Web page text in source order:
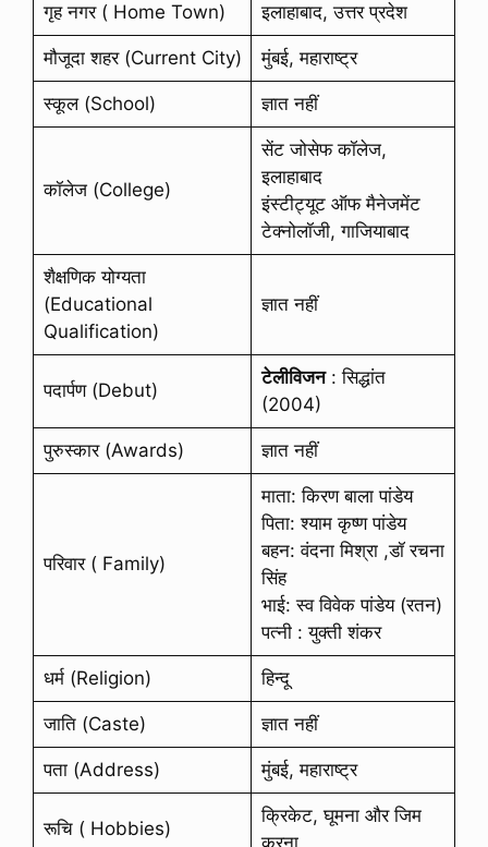
गृह नगर ( Home Town) इलाहाबाद, उत्तर प्रदेश
मौजूदा शहर (Current City) मुंबई, महाराष्ट्र
स्कूल (School) ज्ञात नहीं
कॉलेज (College)
सेंट जोसेफ कॉलेज,
इलाहाबाद
इंस्टीट्यूट ऑफ मैनेजमेंट
टेक्नोलॉजी, गाजियाबाद
शैक्षणिक योग्यता
(Educational
Qualification)
ज्ञात नहीं
पदार्पण (Debut)
टेलीविजन: सिद्धांत
(2004)
पुरुस्कार (Awards) ज्ञात नहीं
परिवार ( Family)
माता: किरण बाला पांडेय
पिता: श्याम कृष्ण पांडेय
बहन: वंदना मिश्रा ,डॉ रचना
सिंह
भाई: स्व विवेक पांडेय (रतन)
पत्नी : युक्ती शंकर
धर्म (Religion) हिन्दू
जाति (Caste) ज्ञात नहीं
पता (Address) मुंबई, महाराष्ट्र
रूचि ( Hobbies)
क्रिकेट, घूमना और जिम